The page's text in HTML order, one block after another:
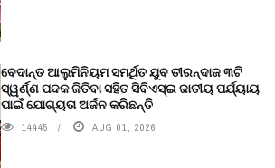
ବେଦାନ୍ତ ଆଲୁମିନିୟମ ସମର୍ଥିତ ଯୁବ ତୀରନ୍ଦାଜ ୩ଟି
ସ୍ୱର୍ଣ୍ଣ ପଦକ ଜିତିବା ସହିତ ସିବିଏସ୍ଇ ଜାତୀୟ ପର୍ଯ୍ୟାୟ
ପାଇଁ ଯୋଗ୍ୟତା ଅର୍ଜନ କରିଛନ୍ତି
14445 AUG 01, 2026